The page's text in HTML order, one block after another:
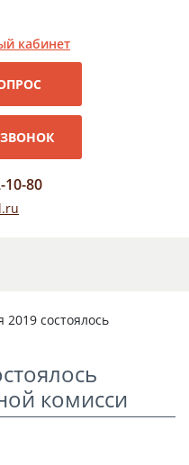
10-80
кабинет
2019 состоялось
комисси